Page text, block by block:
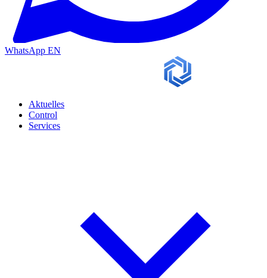
WhatsApp EN
Aktuelles
Control
Services